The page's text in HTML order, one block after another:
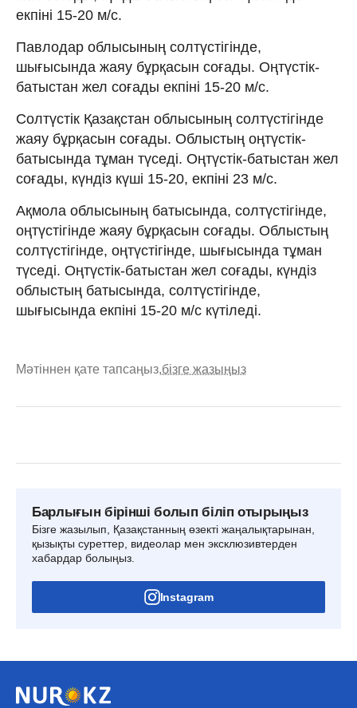
екпіні 15-20 м/с.
Павлодар облысының солтүстігінде,
шығысында жаяу бұрқасын соғады. Оңтүстік-
батыстан жел соғады екпіні 15-20 м/с.
Солтүстік Қазақстан облысының солтүстігінде
жаяу бұрқасын соғады. Облыстың оңтүстік-
батысында тұман түседі. Оңтүстік-батыстан жел
соғады, күндіз күші 15-20, екпіні 23 м/с.
Ақмола облысының батысында, солтүстігінде,
оңтүстігінде жаяу бұрқасын соғады. Облыстың
солтүстігінде, оңтүстігінде, шығысында тұман
түседі. Оңтүстік-батыстан жел соғады, күндіз
облыстың батысында, солтүстігінде,
шығысында екпіні 15-20 м/с күтіледі.
Мәтіннен қате тапсаңыз,бізге жазыңыз
Барлығын бірінші болып біліп отырыңыз
Бізге жазылып, Қазақстанның өзекті жаңалықтарынан,
қызықты суреттер, видеолар мен эксклюзивтерден
хабардар болыңыз.
Instagram